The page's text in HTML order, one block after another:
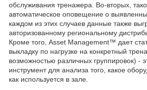
обслуживания тренажера. Во-вторых,
автоматическое оповещение о
каждом из этих случаев данные также
авторизованному региональному
Кроме того, Asset Management™ дает
выкладку по нагрузке на конкретный
возможностью различных группировок) -
инструмент для анализа того, какое
как используется в зале.